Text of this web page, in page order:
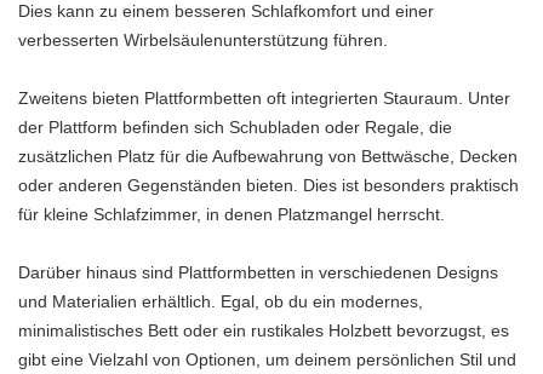
Dies kann zu einem besseren Schlafkomfort und einer
verbesserten Wirbelsäulenunterstützung führen.
Zweitens bieten Plattformbetten oft integrierten Stauraum. Unter
der Plattform befinden sich Schubladen oder Regale, die
zusätzlichen Platz für die Aufbewahrung von Bettwäsche, Decken
oder anderen Gegenständen bieten. Dies ist besonders praktisch
für kleine Schlafzimmer, in denen Platzmangel herrscht.
Darüber hinaus sind Plattformbetten in verschiedenen Designs
und Materialien erhältlich. Egal, ob du ein modernes,
minimalistisches Bett oder ein rustikales Holzbett bevorzugst, es
gibt eine Vielzahl von Optionen, um deinem persönlichen Stil und